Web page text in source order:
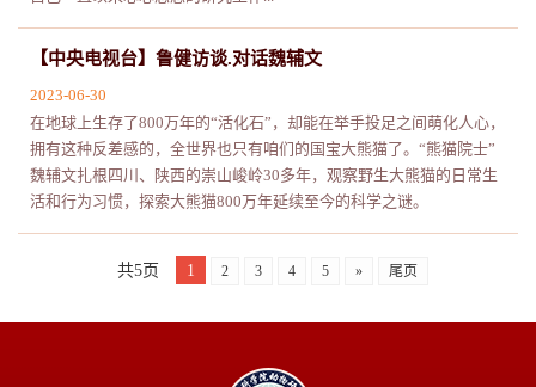
【中央电视台】鲁健访谈.对话魏辅文
2023-06-30
在地球上生存了800万年的“活化石”，却能在举手投足之间萌化人心，
拥有这种反差感的，全世界也只有咱们的国宝大熊猫了。“熊猫院士”
魏辅文扎根四川、陕西的崇山峻岭30多年，观察野生大熊猫的日常生
活和行为习惯，探索大熊猫800万年延续至今的科学之谜。
共5页 1 2 3 4 5 » 尾页